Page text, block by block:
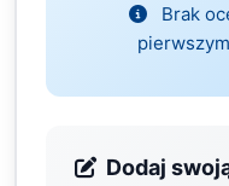
Brak
Dodaj